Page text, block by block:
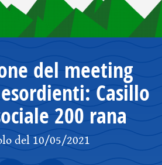
del meeting
Casillo
200 rana
del 10/05/2021